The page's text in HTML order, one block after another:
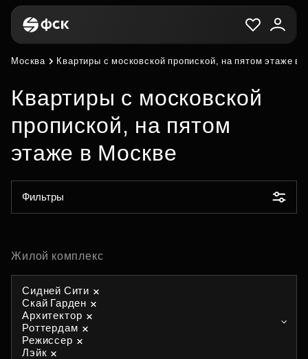
Москва Квартиры с московской пропиской, на пятом этаже в
Квартиры с московской
пропиской, на пятом
этаже в Москве
Фильтры
Жилой комплекс
Сидней Сити
Скай Гарден
Архитектор
Роттердам
Режиссер
Лэйк